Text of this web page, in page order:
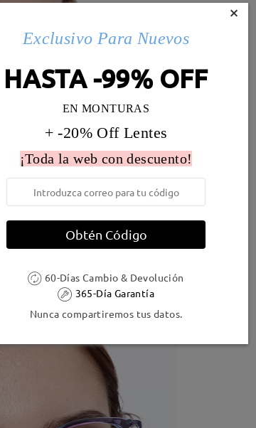
×
Exclusivo Para Nuevos
HASTA -99% OFF
EN MONTURAS
+ -20% Off Lentes
¡Toda la web con descuento!
Obtén Código
60-Días Cambio & Devolución
365-Día Garantía
Nunca compartiremos tus datos.